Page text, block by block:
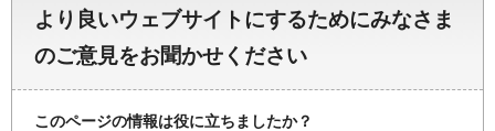
より良いウェブサイトにするためにみなさま
のご意見をお聞かせください
このページの情報は役に立ちましたか？